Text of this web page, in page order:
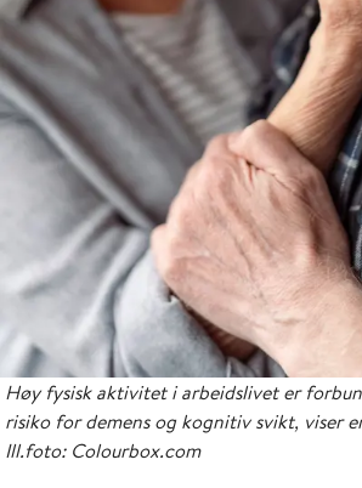
Høy fysisk aktivitet i arbeidslivet er
risiko for demens og kognitiv svikt, viser
Ill.foto: Colourbox.com